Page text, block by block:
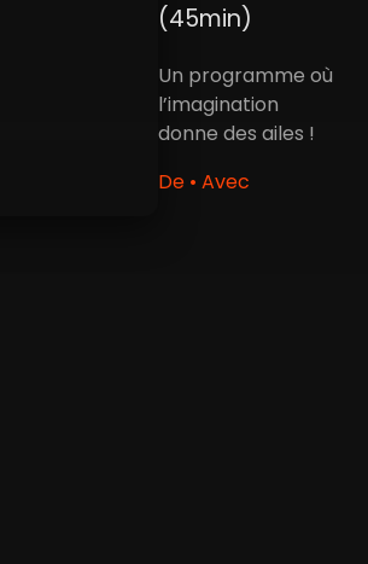
(45min)
Un programme où
l’imagination
donne des ailes !
De • Avec